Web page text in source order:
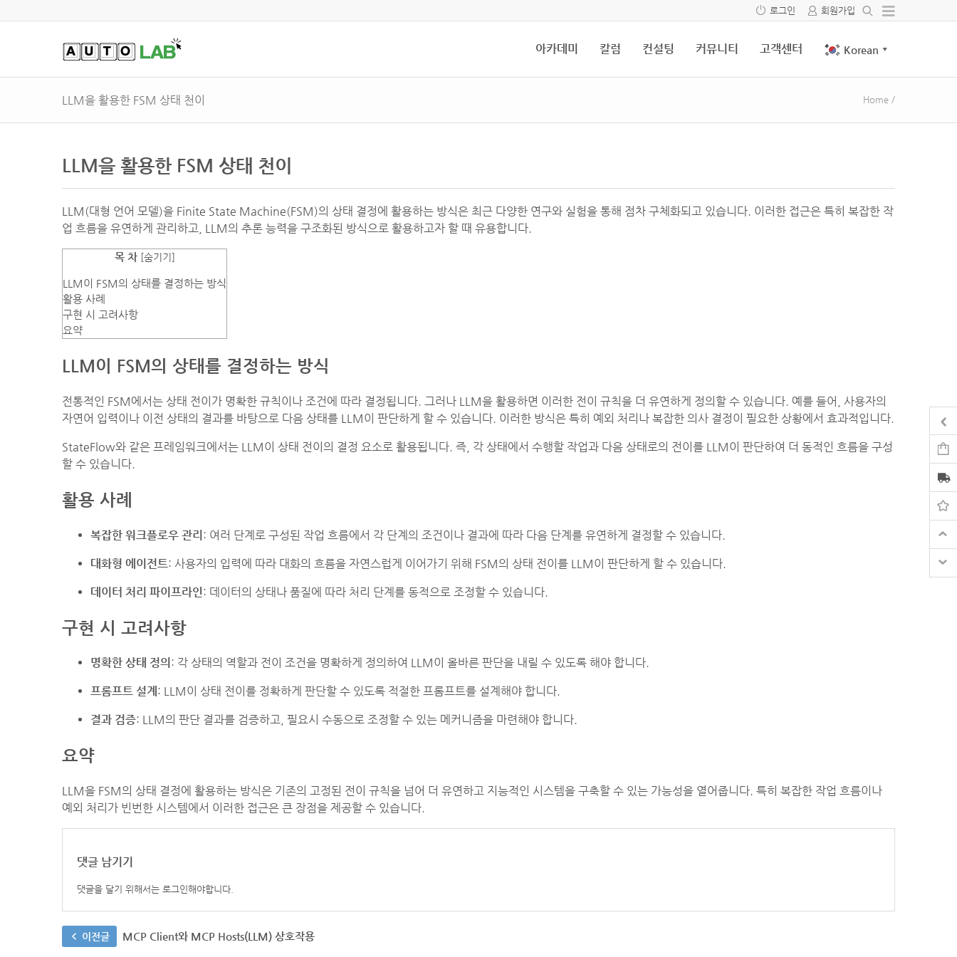
로그인 회원가입
아카데미 칼럼 컨설팅 커뮤니티 고객센터 Korean ▼
LLM을 활용한 FSM 상태 천이 Home /
LLM을 활용한 FSM 상태 천이
LLM(대형 언어 모델)을 Finite State Machine(FSM)의 상태 결정에 활용하는 방식은 최근 다양한 연구와 실험을 통해 점차 구체화되고 있습니다. 이러한 접근은 특히 복잡한 작
업 흐름을 유연하게 관리하고, LLM의 추론 능력을 구조화된 방식으로 활용하고자 할 때 유용합니다.
목 차 [숨기기 ]
LLM이 FSM의 상태를 결정하는 방식
활용 사례
구현 시 고려사항
요약
LLM이 FSM의 상태를 결정하는 방식
전통적인 FSM에서는 상태 전이가 명확한 규칙이나 조건에 따라 결정됩니다. 그러나 LLM을 활용하면 이러한 전이 규칙을 더 유연하게 정의할 수 있습니다. 예를 들어, 사용자의
자연어 입력이나 이전 상태의 결과를 바탕으로 다음 상태를 LLM이 판단하게 할 수 있습니다. 이러한 방식은 특히 예외 처리나 복잡한 의사 결정이 필요한 상황에서 효과적입니다.
StateFlow와 같은 프레임워크에서는 LLM이 상태 전이의 결정 요소로 활용됩니다. 즉, 각 상태에서 수행할 작업과 다음 상태로의 전이를 LLM이 판단하여 더 동적인 흐름을 구성
할 수 있습니다.
활용 사례
복잡한 워크플로우 관리 : 여러 단계로 구성된 작업 흐름에서 각 단계의 조건이나 결과에 따라 다음 단계를 유연하게 결정할 수 있습니다.
대화형 에이전트: 사용자의 입력에 따라 대화의 흐름을 자연스럽게 이어가기 위해 FSM의 상태 전이를 LLM이 판단하게 할 수 있습니다.
데이터 처리 파이프라인: 데이터의 상태나 품질에 따라 처리 단계를 동적으로 조정할 수 있습니다.
구현 시 고려사항
명확한 상태 정의 : 각 상태의 역할과 전이 조건을 명확하게 정의하여 LLM이 올바른 판단을 내릴 수 있도록 해야 합니다.
프롬프트 설계 : LLM이 상태 전이를 정확하게 판단할 수 있도록 적절한 프롬프트를 설계해야 합니다.
결과 검증: LLM의 판단 결과를 검증하고, 필요시 수동으로 조정할 수 있는 메커니즘을 마련해야 합니다.
요약
LLM을 FSM의 상태 결정에 활용하는 방식은 기존의 고정된 전이 규칙을 넘어 더 유연하고 지능적인 시스템을 구축할 수 있는 가능성을 열어줍니다. 특히 복잡한 작업 흐름이나
예외 처리가 빈번한 시스템에서 이러한 접근은 큰 장점을 제공할 수 있습니다.
댓글 남기기
댓글을 달기 위해서는 로그인 해야합니다.
이전글 MCP Client와 MCP Hosts(LLM) 상호작용